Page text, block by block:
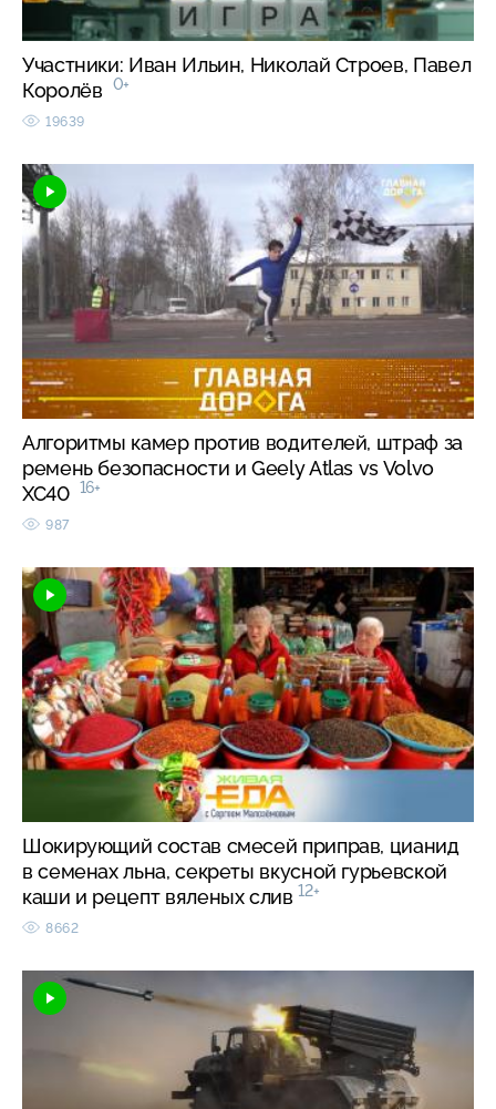
Участники: Иван Ильин, Николай Строев, Павел
Королёв
0+
19639
Алгоритмы камер против водителей, штраф за
ремень безопасности и Geely Atlas vs Volvo
XC40 16+
987
Шокирующий состав смесей приправ, цианид
в семенах льна, секреты вкусной гурьевской
каши и рецепт вяленых слив 12+
8662